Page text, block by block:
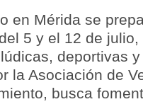
en Mérida se
5 y el 12 de
deportivas
la Asociación de
busca